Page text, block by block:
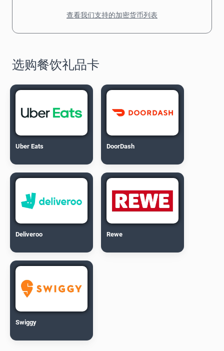
查看我们支持的加密货币列表
选购餐饮礼品卡
Uber Eats DoorDash
Deliveroo Rewe
Swiggy